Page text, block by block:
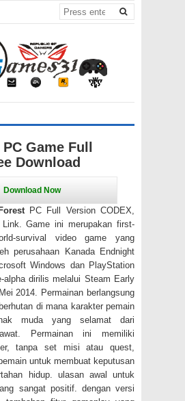
Game Full
Download
PC Full Version CODEX,
Game ini merupakan first-
survival video game yang
perusahaan Kanada Endnight
Windows dan PlayStation
alpha dirilis melalui Steam Early
2014. Permainan berlangsung
di mana karakter pemain
muda yang selamat dari
Permainan ini memiliki
tanpa set misi atau quest,
untuk membuat keputusan
hidup. ulasan awal untuk
sangat positif. dengan versi